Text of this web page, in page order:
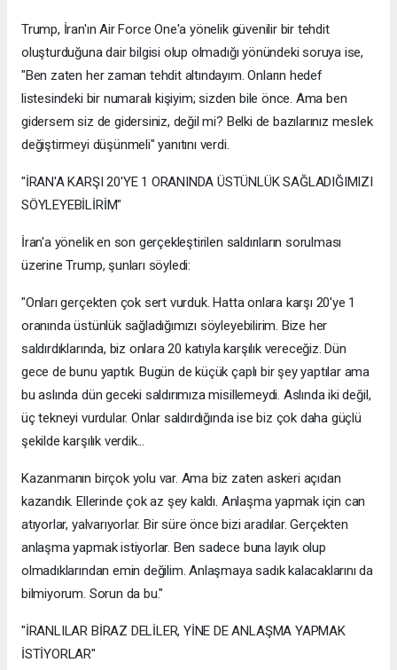
Trump, İran'ın Air Force One'a yönelik güvenilir bir tehdit
oluşturduğuna dair bilgisi olup olmadığı yönündeki soruya ise,
"Ben zaten her zaman tehdit altındayım. Onların hedef
listesindeki bir numaralı kişiyim; sizden bile önce. Ama ben
gidersem siz de gidersiniz, değil mi? Belki de bazılarınız meslek
değiştirmeyi düşünmeli" yanıtını verdi.
"İRAN'A KARŞI 20'YE 1 ORANINDA ÜSTÜNLÜK SAĞLADIĞIMIZI
SÖYLEYEBİLİRİM"
İran'a yönelik en son gerçekleştirilen saldırıların sorulması
üzerine Trump, şunları söyledi:
"Onları gerçekten çok sert vurduk. Hatta onlara karşı 20'ye 1
oranında üstünlük sağladığımızı söyleyebilirim. Bize her
saldırdıklarında, biz onlara 20 katıyla karşılık vereceğiz. Dün
gece de bunu yaptık. Bugün de küçük çaplı bir şey yaptılar ama
bu aslında dün geceki saldırımıza misillemeydi. Aslında iki değil,
üç tekneyi vurdular. Onlar saldırdığında ise biz çok daha güçlü
şekilde karşılık verdik...
Kazanmanın birçok yolu var. Ama biz zaten askeri açıdan
kazandık. Ellerinde çok az şey kaldı. Anlaşma yapmak için can
atıyorlar, yalvarıyorlar. Bir süre önce bizi aradılar. Gerçekten
anlaşma yapmak istiyorlar. Ben sadece buna layık olup
olmadıklarından emin değilim. Anlaşmaya sadık kalacaklarını da
bilmiyorum. Sorun da bu."
"İRANLILAR BİRAZ DELİLER, YİNE DE ANLAŞMA YAPMAK
İSTİYORLAR"